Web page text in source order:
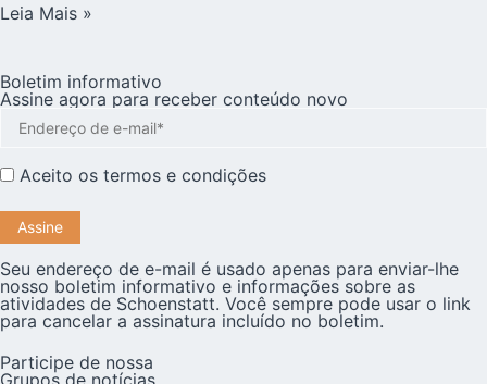
Leia Mais »
Boletim informativo
Assine agora para receber conteúdo novo
Aceito os termos e condições
Seu endereço de e-mail é usado apenas para enviar-lhe
nosso boletim informativo e informações sobre as
atividades de Schoenstatt. Você sempre pode usar o link
para cancelar a assinatura incluído no boletim.
Participe de nossa
Grupos de notícias